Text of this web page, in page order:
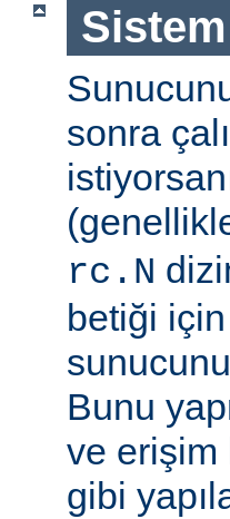
Sistem
sonra
rc.N
betiği
Bunu
ve erişim
gibi